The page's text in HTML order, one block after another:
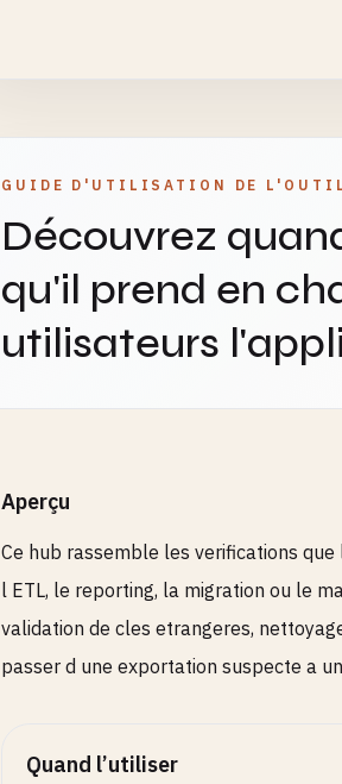
GUIDE D'UTILISATION DE L'OUTIL
Découvrez
qu'il prend en
utilisateurs
Aperçu
Ce hub rassemble les verifications
l ETL, le reporting, la migration ou le
validation de cles etrangeres,
passer d une exportation suspecte a
Quand l’utiliser